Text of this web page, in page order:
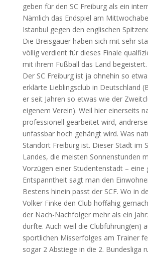
geben für den SC Freiburg als ein
Nämlich das Endspiel am
Istanbul gegen den englischen
Die Breisgauer haben sich mit sehr
völlig verdient für dieses Finale
mit ihrem Fußball das Land begeistert.
Der SC Freiburg ist ja ohnehin so
erklärte Lieblingsclub in Deutschland
er seit Jahren so etwas wie der
eigenem Verein). Weil hier einerseits
professionell gearbeitet wird,
unfassbar hoch gehängt wird. Was
Standort Freiburg ist. Dieser Stadt im
Landes, die meisten Sonnenstunden
Vorzügen einer Studentenstadt – eine
Entspanntheit sagt man den
Bestens hinein passt der SCF. Wo in
Volker Finke den Club hoffähig
der Nach-Nachfolger mehr als ein
durfte. Auch weil die Clubführung(en)
sportlichen Misserfolges am Trainer
sogar 2 Abstiege in die 2. Bundesliga